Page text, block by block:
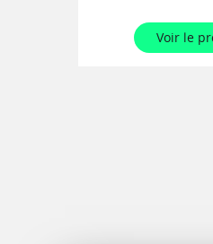
Voir le